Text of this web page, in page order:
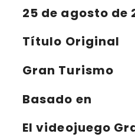
25 de agosto de
Título Original
Gran Turismo
Basado en
El videojuego